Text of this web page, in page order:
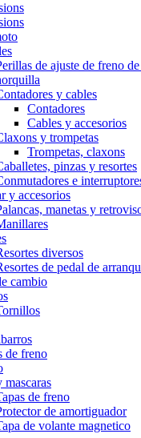
de ajuste de freno
y cables
Contadores
Cables y accesorios
y trompetas
Trompetas, claxons
pinzas y resortes
e
y accesorios
manetas y
diversos
de pedal de
cambio
de freno
mascaras
de freno
de amortiguador
de volante magnetico